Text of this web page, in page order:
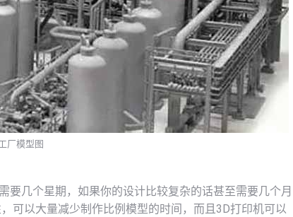
厂模型图
几个星期，如果你的设计比较复杂的话甚至需要几个月
可以大量减少制作比例模型的时间，而且3D打印机可以